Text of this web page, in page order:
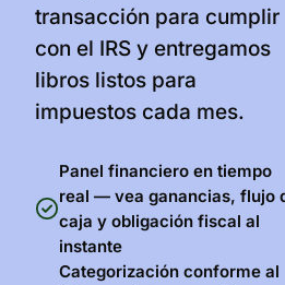
transacción para cumplir
con el IRS y entregamos
libros listos para
impuestos cada mes.
Panel financiero en tiempo
real — vea ganancias, flujo
caja y obligación fiscal al
instante
Categorización conforme al